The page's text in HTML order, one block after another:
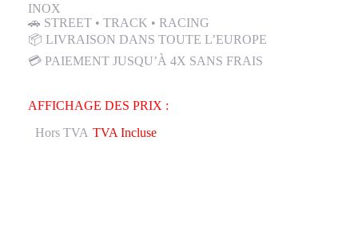
INOX
🚗 STREET • TRACK • RACING
📦 LIVRAISON DANS TOUTE L’EUROPE
💳 PAIEMENT JUSQU’À 4X SANS FRAIS
AFFICHAGE DES PRIX :
Hors TVA TVA Incluse